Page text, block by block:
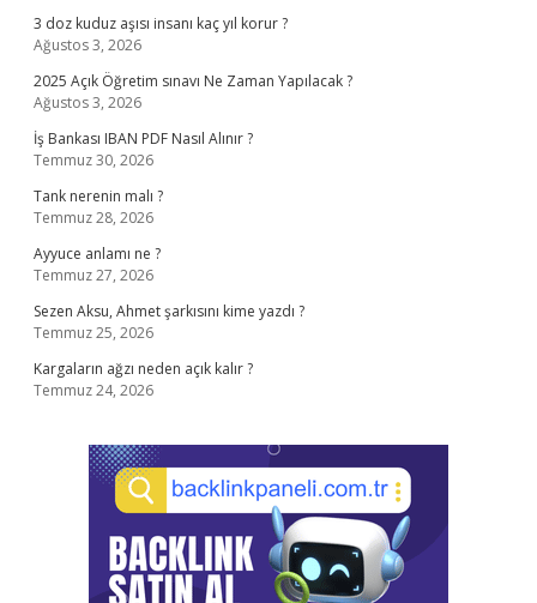
3 doz kuduz aşısı insanı kaç yıl korur ?
Ağustos 3, 2026
2025 Açık Öğretim sınavı Ne Zaman Yapılacak ?
Ağustos 3, 2026
İş Bankası IBAN PDF Nasıl Alınır ?
Temmuz 30, 2026
Tank nerenin malı ?
Temmuz 28, 2026
Ayyuce anlamı ne ?
Temmuz 27, 2026
Sezen Aksu, Ahmet şarkısını kime yazdı ?
Temmuz 25, 2026
Kargaların ağzı neden açık kalır ?
Temmuz 24, 2026